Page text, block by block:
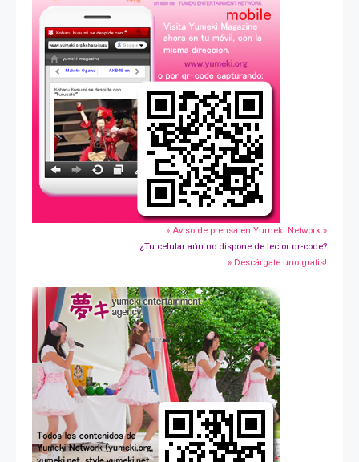
» Aviso de prensa en Yumeki Network »
¿Tu celular aún no dispone de lector qr-code?
» Descárgate uno gratis!